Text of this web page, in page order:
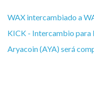
WAX intercambiado a
KICK - Intercambio para
Aryacoin (AYA) será